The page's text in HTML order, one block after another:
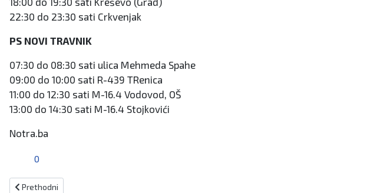
22:30 do 23:30 sati Crkvenjak
PS NOVI TRAVNIK
07:30 do 08:30 sati ulica Mehmeda Spahe
09:00 do 10:00 sati R-439 TRenica
11:00 do 12:30 sati M-16.4 Vodovod, OŠ
13:00 do 14:30 sati M-16.4 Stojkovići
Notra.ba
0
Prethodni članak: Župa Uzašašća Gospodinova ovog četvrtka proslavlja patron!
Prethodni